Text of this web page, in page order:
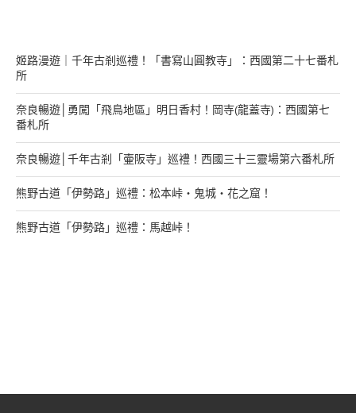
姬路漫遊｜千年古剎巡禮！「書寫山圓教寺」：西國第二十七番札
所
奈良暢遊│勇闖「飛鳥地區」明日香村！岡寺(龍蓋寺)：西國第七
番札所
奈良暢遊│千年古剎「壷阪寺」巡禮！西國三十三靈場第六番札所
熊野古道「伊勢路」巡禮：松本峠・鬼城・花之窟！
熊野古道「伊勢路」巡禮：馬越峠！